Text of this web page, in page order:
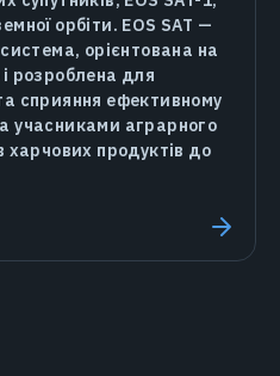
орбіти. EOS SAT —
орієнтована на
розроблена для
сприяння ефективному
учасниками аграрного
харчових продуктів до